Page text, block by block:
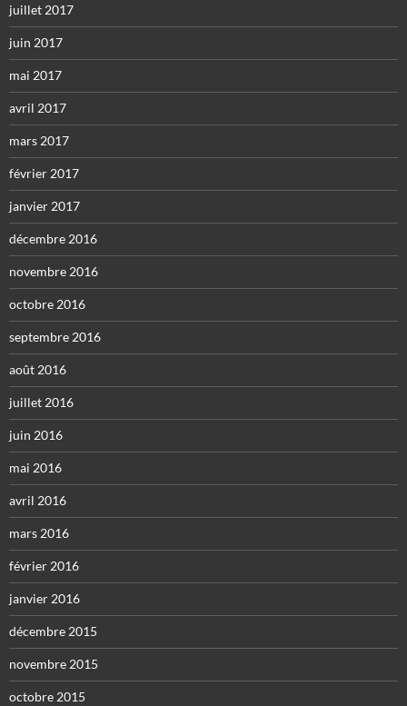
juillet 2017
juin 2017
mai 2017
avril 2017
mars 2017
février 2017
janvier 2017
décembre 2016
novembre 2016
octobre 2016
septembre 2016
août 2016
juillet 2016
juin 2016
mai 2016
avril 2016
mars 2016
février 2016
janvier 2016
décembre 2015
novembre 2015
octobre 2015